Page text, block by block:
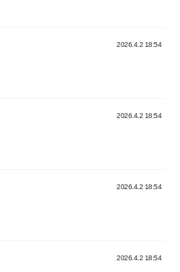
2026.4.2 18:54
2026.4.2 18:54
2026.4.2 18:54
2026.4.2 18:54